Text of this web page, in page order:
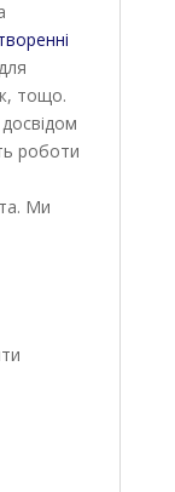
тощо.
роботи
Ми